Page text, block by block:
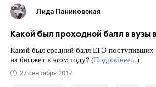
Лида Паниковская
Какой был проходной балл в вузы
Какой был средний балл ЕГЭ поступивших
на бюджет в этом году? (Подробнее...)
27 сентября 2017